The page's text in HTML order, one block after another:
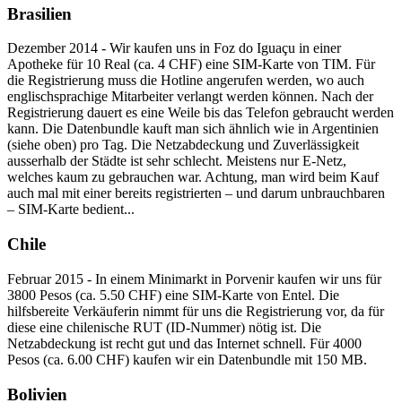
Brasilien
Dezember 2014 - Wir kaufen uns in Foz do Iguaçu in einer
Apotheke für 10 Real (ca. 4 CHF) eine SIM-Karte von TIM. Für
die Registrierung muss die Hotline angerufen werden, wo auch
englischsprachige Mitarbeiter verlangt werden können. Nach der
Registrierung dauert es eine Weile bis das Telefon gebraucht werden
kann. Die Datenbundle kauft man sich ähnlich wie in Argentinien
(siehe oben) pro Tag. Die Netzabdeckung und Zuverlässigkeit
ausserhalb der Städte ist sehr schlecht. Meistens nur E-Netz,
welches kaum zu gebrauchen war. Achtung, man wird beim Kauf
auch mal mit einer bereits registrierten – und darum unbrauchbaren
– SIM-Karte bedient...
Chile
Februar 2015 - In einem Minimarkt in Porvenir kaufen wir uns für
3800 Pesos (ca. 5.50 CHF) eine SIM-Karte von Entel. Die
hilfsbereite Verkäuferin nimmt für uns die Registrierung vor, da für
diese eine chilenische RUT (ID-Nummer) nötig ist. Die
Netzabdeckung ist recht gut und das Internet schnell. Für 4000
Pesos (ca. 6.00 CHF) kaufen wir ein Datenbundle mit 150 MB.
Bolivien